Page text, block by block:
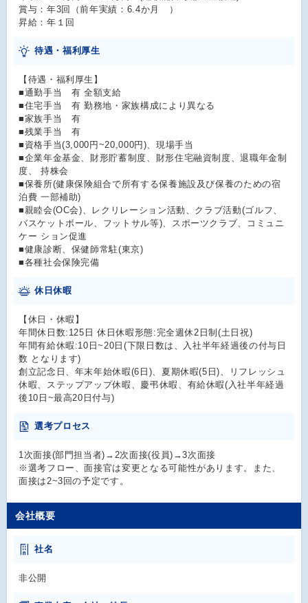
賞与：年3回（前年実績：6.4か月 ）
昇給：年１回
待遇・福利厚生
【待遇・福利厚生】
■通勤手当 有 全額支給
■住宅手当 有 勤務地・家族構成により異なる
■家族手当 有
■残業手当 有
■資格手当(3,000円~20,000円)、現場手当
■企業年金基金、財形貯蓄制度、財形住宅融資制度、退職年金制
度、 持株会
■保養所(健康保険組合で所有する保養施設及び保養のための宿
泊費 一部補助)
■親睦会(OC会)、レクリレーション活動、クラブ活動(ゴルフ、
バスケットボール、フットサル等)、スポーツクラブ、コミュニ
ケー ション促進
■健康診断、保健師常駐(東京)
■各種社会保険完備
休日休暇
【休日・休暇】
年間休日数:125日 休日休暇形態:完全週休2日制(土日祝)
年間有給休暇:10日~20日(下限日数は、入社半年経過後の付与日
数 となります)
創立記念日、年末年始休暇(6日)、夏期休暇(5日)、リフレッシュ
休暇、ステップアップ休暇、慶弔休暇、有給休暇(入社半年経過
後10日~最高20日付与)
選考プロセス
1次面接(部門担当者)→2次面接(役員)→3次面接
※選考フロー、面接官は変更となる可能性があります。また、
面接は2~3回の予定です。
会社概要
社名
非公開